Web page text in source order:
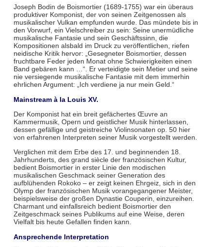
Joseph Bodin de Boismortier (1689-1755) war ein überaus
produktiver Komponist, der von seinen Zeitgenossen als
musikalischer Vulkan empfunden wurde. Das mündete bis in
den Vorwurf, ein Vielschreiber zu sein: Seine unermüdliche
musikalische Fantasie und sein Geschäftssinn, die
Kompositionen alsbald im Druck zu veröffentlichen, riefen
neidische Kritik hervor: „Gesegneter Boismortier, dessen
fruchtbare Feder jeden Monat ohne Schwierigkeiten einen
Band gebären kann …“. Er verteidigte sein Metier und seine
nie versiegende musikalische Fantasie mit dem immerhin
ehrlichen Argument: „Ich verdiene ja nur mein Geld.“
Mainstream à la Louis XV.
Der Komponist hat ein breit gefächertes Œuvre an
Kammermusik, Opern und geistlicher Musik hinterlassen,
dessen gefällige und geistreiche Violinsonaten op. 50 hier
von erfahrenen Interpreten seiner Musik vorgestellt werden.
Verglichen mit dem Erbe des 17. und beginnenden 18.
Jahrhunderts, des grand siècle der französischen Kultur,
bedient Boismortier in erster Linie den modischen
musikalischen Geschmack seiner Generation des
aufblühenden Rokoko – er zeigt keinen Ehrgeiz, sich in den
Olymp der französischen Musik vorangegangener Meister,
beispielsweise der großen Dynastie Couperin, einzureihen.
Charmant und einfallsreich bedient Boismortier den
Zeitgeschmack seines Publikums auf eine Weise, deren
Vielfalt bis heute Gefallen finden kann.
Ansprechende Interpretation